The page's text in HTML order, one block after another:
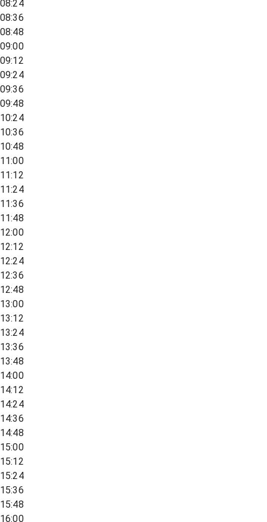
08:24
08:36
08:48
09:00
09:12
09:24
09:36
09:48
10:24
10:36
10:48
11:00
11:12
11:24
11:36
11:48
12:00
12:12
12:24
12:36
12:48
13:00
13:12
13:24
13:36
13:48
14:00
14:12
14:24
14:36
14:48
15:00
15:12
15:24
15:36
15:48
16:00